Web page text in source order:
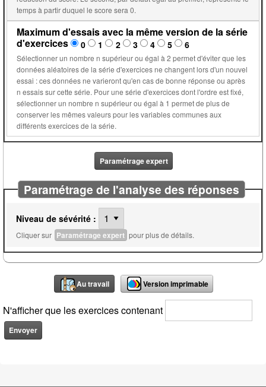
temps à partir duquel le score sera 0.
Maximum d'essais avec la même version de la série
d'exercices
0 1 2 3 4 5 6
Sélectionner un nombre n supérieur ou égal à 2 permet d'éviter que les
données aléatoires de la série d'exercices ne changent lors d'un nouvel
essai : ces données ne varieront qu'en cas de bonne réponse ou après
n essais sur cette série. Pour une série d'exercices dont l'ordre est fixé,
sélectionner un nombre n supérieur ou égal à 1 permet de plus de
conserver les mêmes valeurs pour les variables communes aux
différents exercices de la série.
Paramétrage expert
Paramétrage de l'analyse des réponses
Niveau de sévérité :
Cliquer sur Paramétrage expert pour plus de détails.
Au travail Version imprimable
N'afficher que les exercices contenant